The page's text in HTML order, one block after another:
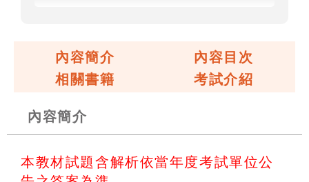
內容簡介
內容目次
相關書籍
考試介紹
內容簡介
本教材試題含解析依當年度考試單位公